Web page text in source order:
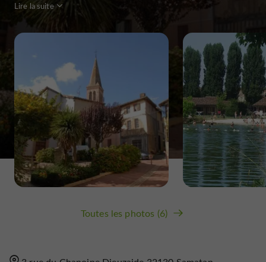
Lire la suite
Toutes les photos (6)